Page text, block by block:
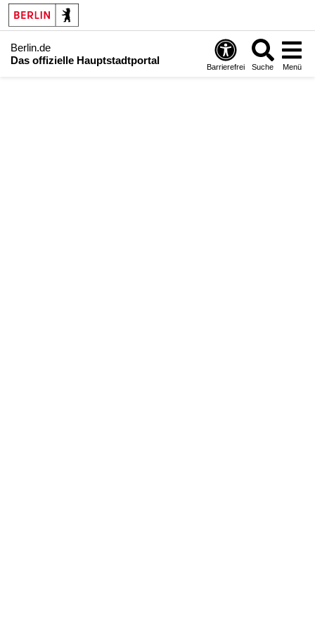
Berlin.de
Das offizielle Hauptstadtportal
Barrierefrei Suche Menü